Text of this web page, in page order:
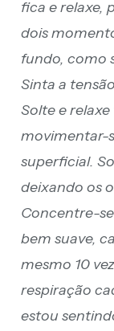
fica e relaxe,
dois
fundo, como
Sinta a
Solte e
movimentar-
superficial.
deixando os
Concentre-
bem suave,
mesmo 10
respiração
estou